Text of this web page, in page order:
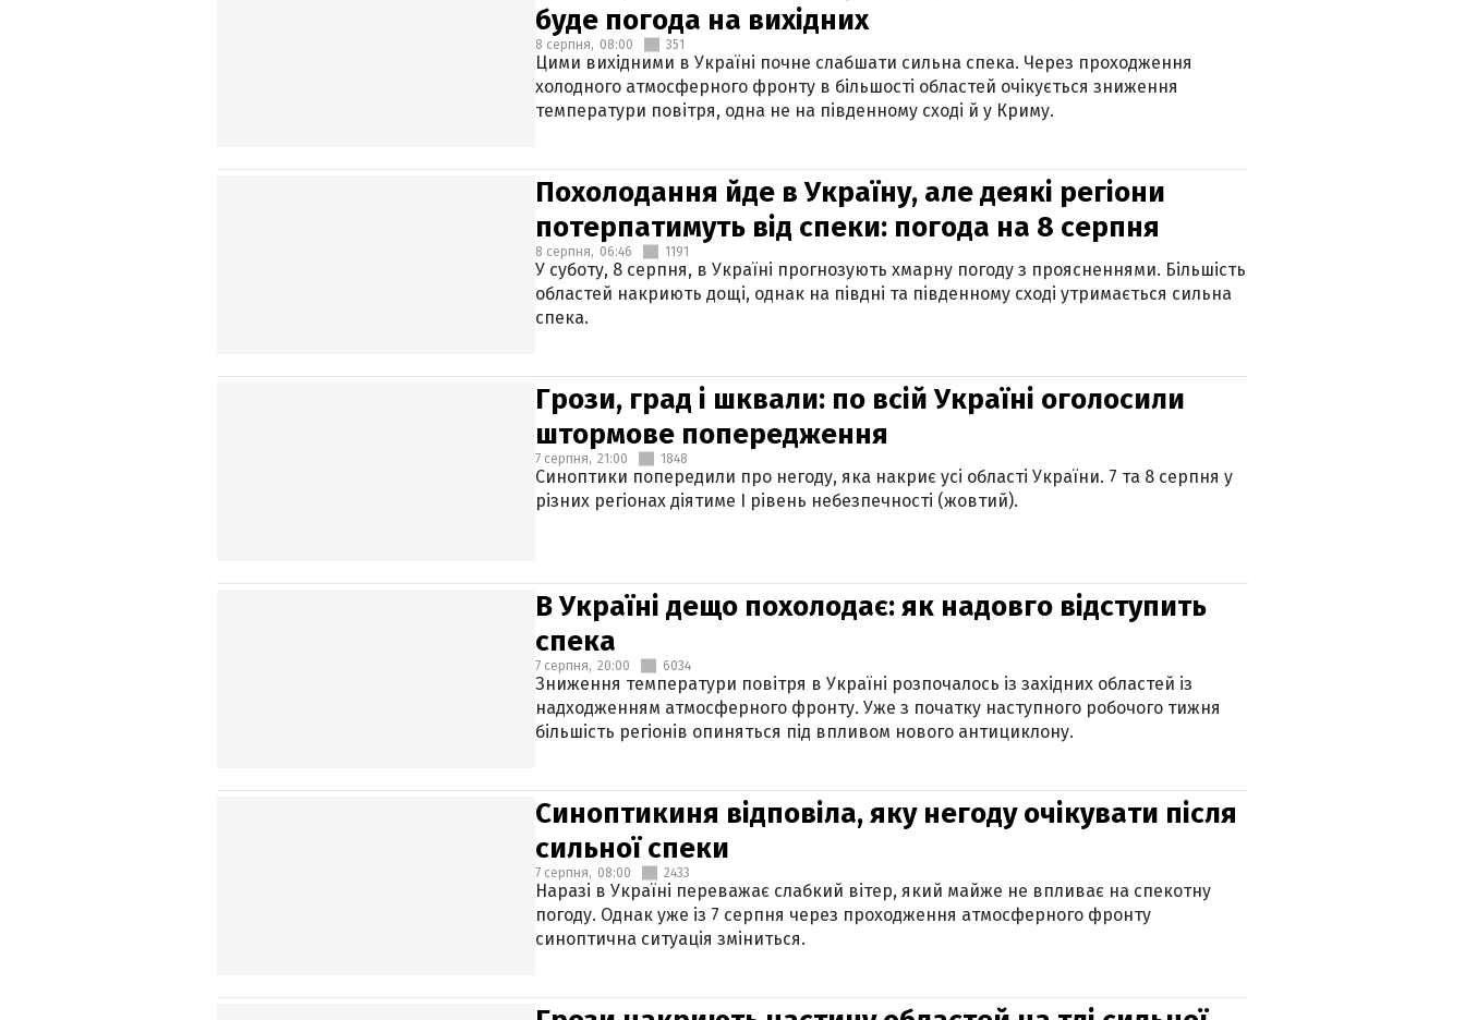
буде погода на вихідних
8 серпня, 08:00 351
Цими вихідними в Україні почне слабшати сильна спека. Через проходження
холодного атмосферного фронту в більшості областей очікується зниження
температури повітря, одна не на південному сході й у Криму.
Похолодання йде в Україну, але деякі регіони
потерпатимуть від спеки: погода на 8 серпня
8 серпня, 06:46 1191
У суботу, 8 серпня, в Україні прогнозують хмарну погоду з проясненнями. Більшість
областей накриють дощі, однак на півдні та південному сході утримається сильна
спека.
Грози, град і шквали: по всій Україні оголосили
штормове попередження
7 серпня, 21:00 1848
Синоптики попередили про негоду, яка накриє усі області України. 7 та 8 серпня у
різних регіонах діятиме І рівень небезпечності (жовтий).
В Україні дещо похолодає: як надовго відступить
спека
7 серпня, 20:00 6034
Зниження температури повітря в Україні розпочалось із західних областей із
надходженням атмосферного фронту. Уже з початку наступного робочого тижня
більшість регіонів опиняться під впливом нового антициклону.
Синоптикиня відповіла, яку негоду очікувати після
сильної спеки
7 серпня, 08:00 2433
Наразі в Україні переважає слабкий вітер, який майже не впливає на спекотну
погоду. Однак уже із 7 серпня через проходження атмосферного фронту
синоптична ситуація зміниться.